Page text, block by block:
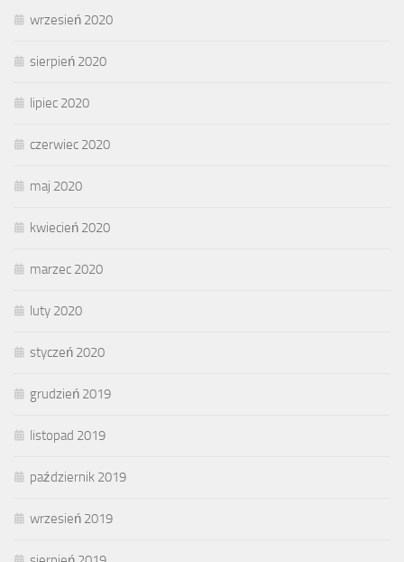
wrzesień 2020
sierpień 2020
lipiec 2020
czerwiec 2020
maj 2020
kwiecień 2020
marzec 2020
luty 2020
styczeń 2020
grudzień 2019
listopad 2019
październik 2019
wrzesień 2019